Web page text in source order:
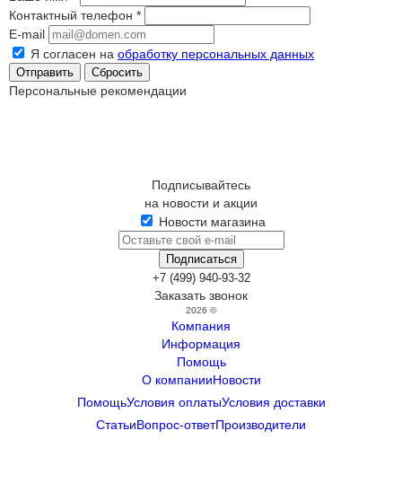
Контактный телефон *
E-mail
Я согласен на обработку персональных данных
Сбросить
Персональные рекомендации
Подписывайтесь
на новости и акции
Новости магазина
+7 (499) 940-93-32
Заказать звонок
2026 ©
Компания
Информация
Помощь
О компанииНовости
ПомощьУсловия оплатыУсловия доставки
СтатьиВопрос-ответПроизводители